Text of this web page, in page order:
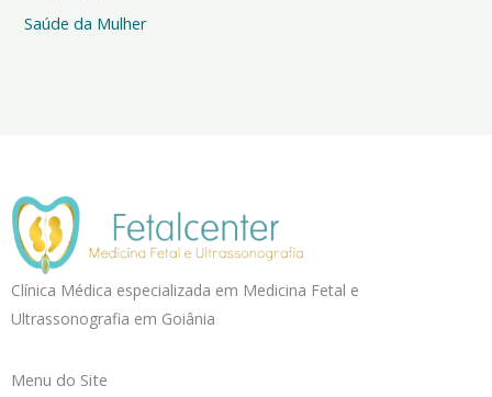
Saúde da Mulher
Clínica Médica especializada em Medicina Fetal e
Ultrassonografia em Goiânia
Menu do Site